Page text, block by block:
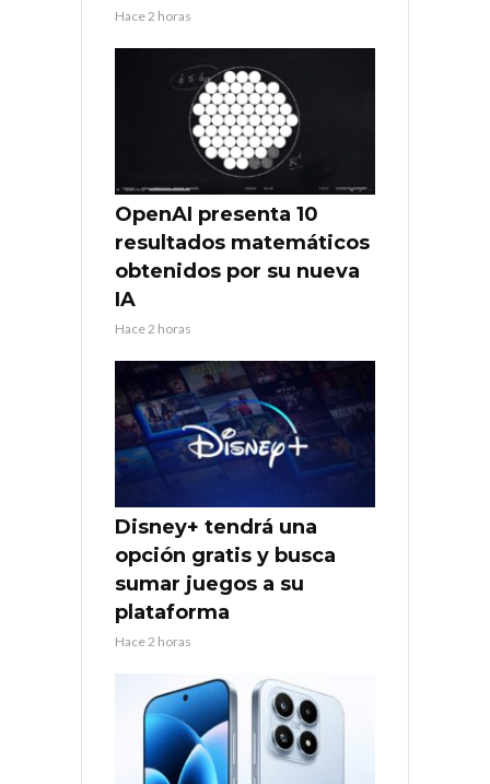
Hace 2 horas
OpenAI presenta 10
resultados matemáticos
obtenidos por su nueva
IA
Hace 2 horas
Disney+ tendrá una
opción gratis y busca
sumar juegos a su
plataforma
Hace 2 horas